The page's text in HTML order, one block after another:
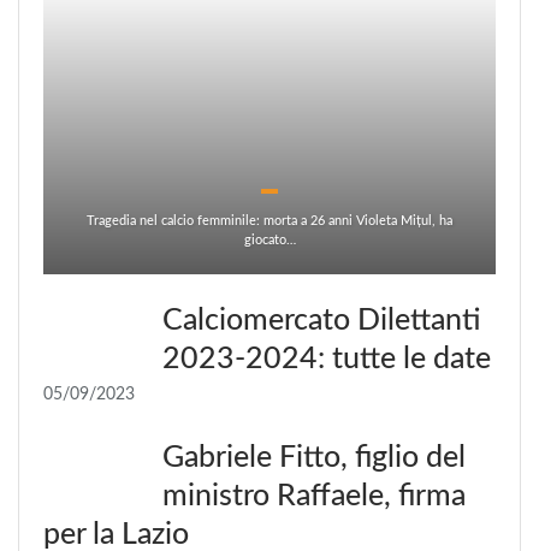
Tragedia nel calcio femminile: morta a 26 anni Violeta Mițul, ha
giocato…
Calciomercato Dilettanti
2023-2024: tutte le date
05/09/2023
Gabriele Fitto, figlio del
ministro Raffaele, firma
per la Lazio